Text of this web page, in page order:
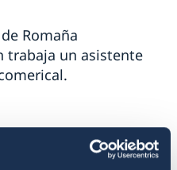
Romaña
trabaja un asistente